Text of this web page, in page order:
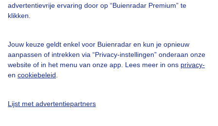
advertentievrije ervaring door op “Buienradar Premium” te
klikken.
Jouw keuze geldt enkel voor Buienradar en kun je opnieuw
aanpassen of intrekken via “Privacy-instellingen” onderaan onze
website of in het menu van onze app. Lees meer in ons privacy-
en cookiebeleid
Lijst met advertentiepartners
Toegankelijkheid
Buienradar Team
Privacy beleid
Privacy instellingen